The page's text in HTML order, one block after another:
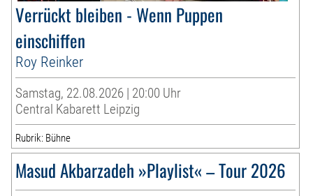
Verrückt bleiben - Wenn Puppen
einschiffen
Roy Reinker
Samstag, 22.08.2026 | 20:00 Uhr
Central Kabarett Leipzig
Rubrik: Bühne
Masud Akbarzadeh »Playlist« – Tour 2026